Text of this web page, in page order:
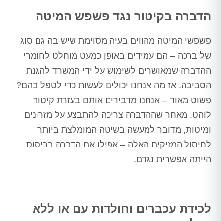
הדברה בקיטור נגד פשפש המיטה
פשפשי המיטה מהווים בעיה מסוימת שיש בה גם סוג
של ברכה – הם עמידים באופן כמעט מוחלט לחומרי
ההדברה שמאושרים לשימוש על ידי המשרד להגנת
הסביבה. אז מה אנחנו יכולים לעשות כדי לטפל בהם?
פשוט מאוד – אנחנו מדבירים אותם בעזרת קיטור
לוהט. מאחר שההדברה צריכה להתבצע על מזרונים
ומיטות, מדובר למעשה בשיטה המומלצת ביותר
לחיסול המזיקים האלה – אפילו אם הדברה בריסוס
הייתה אפשרית נגדם.
לכידת עכברים וחולדות עם או ללא